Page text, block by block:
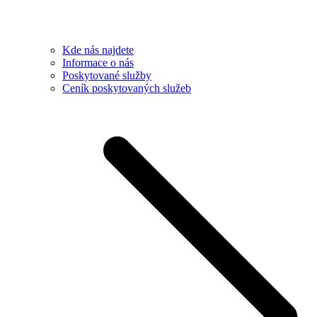
Kde nás najdete
Informace o nás
Poskytované služby
Ceník poskytovaných služeb